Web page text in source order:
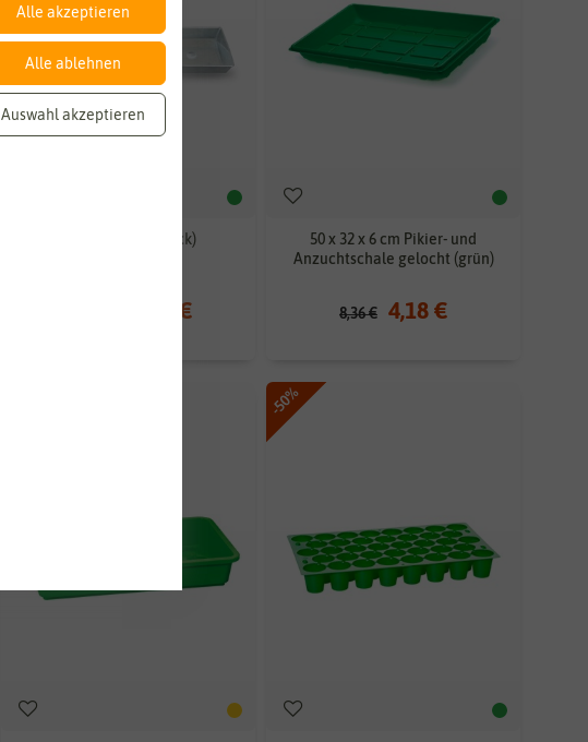
Zinkschale (1 Stück)
17,48 €
50 x 32 x 6 cm Pikier- und
Anzuchtschale gelocht (grün)
8,36 € 4,18 €
-50%
Alle akzeptieren
Alle ablehnen
Auswahl akzeptieren